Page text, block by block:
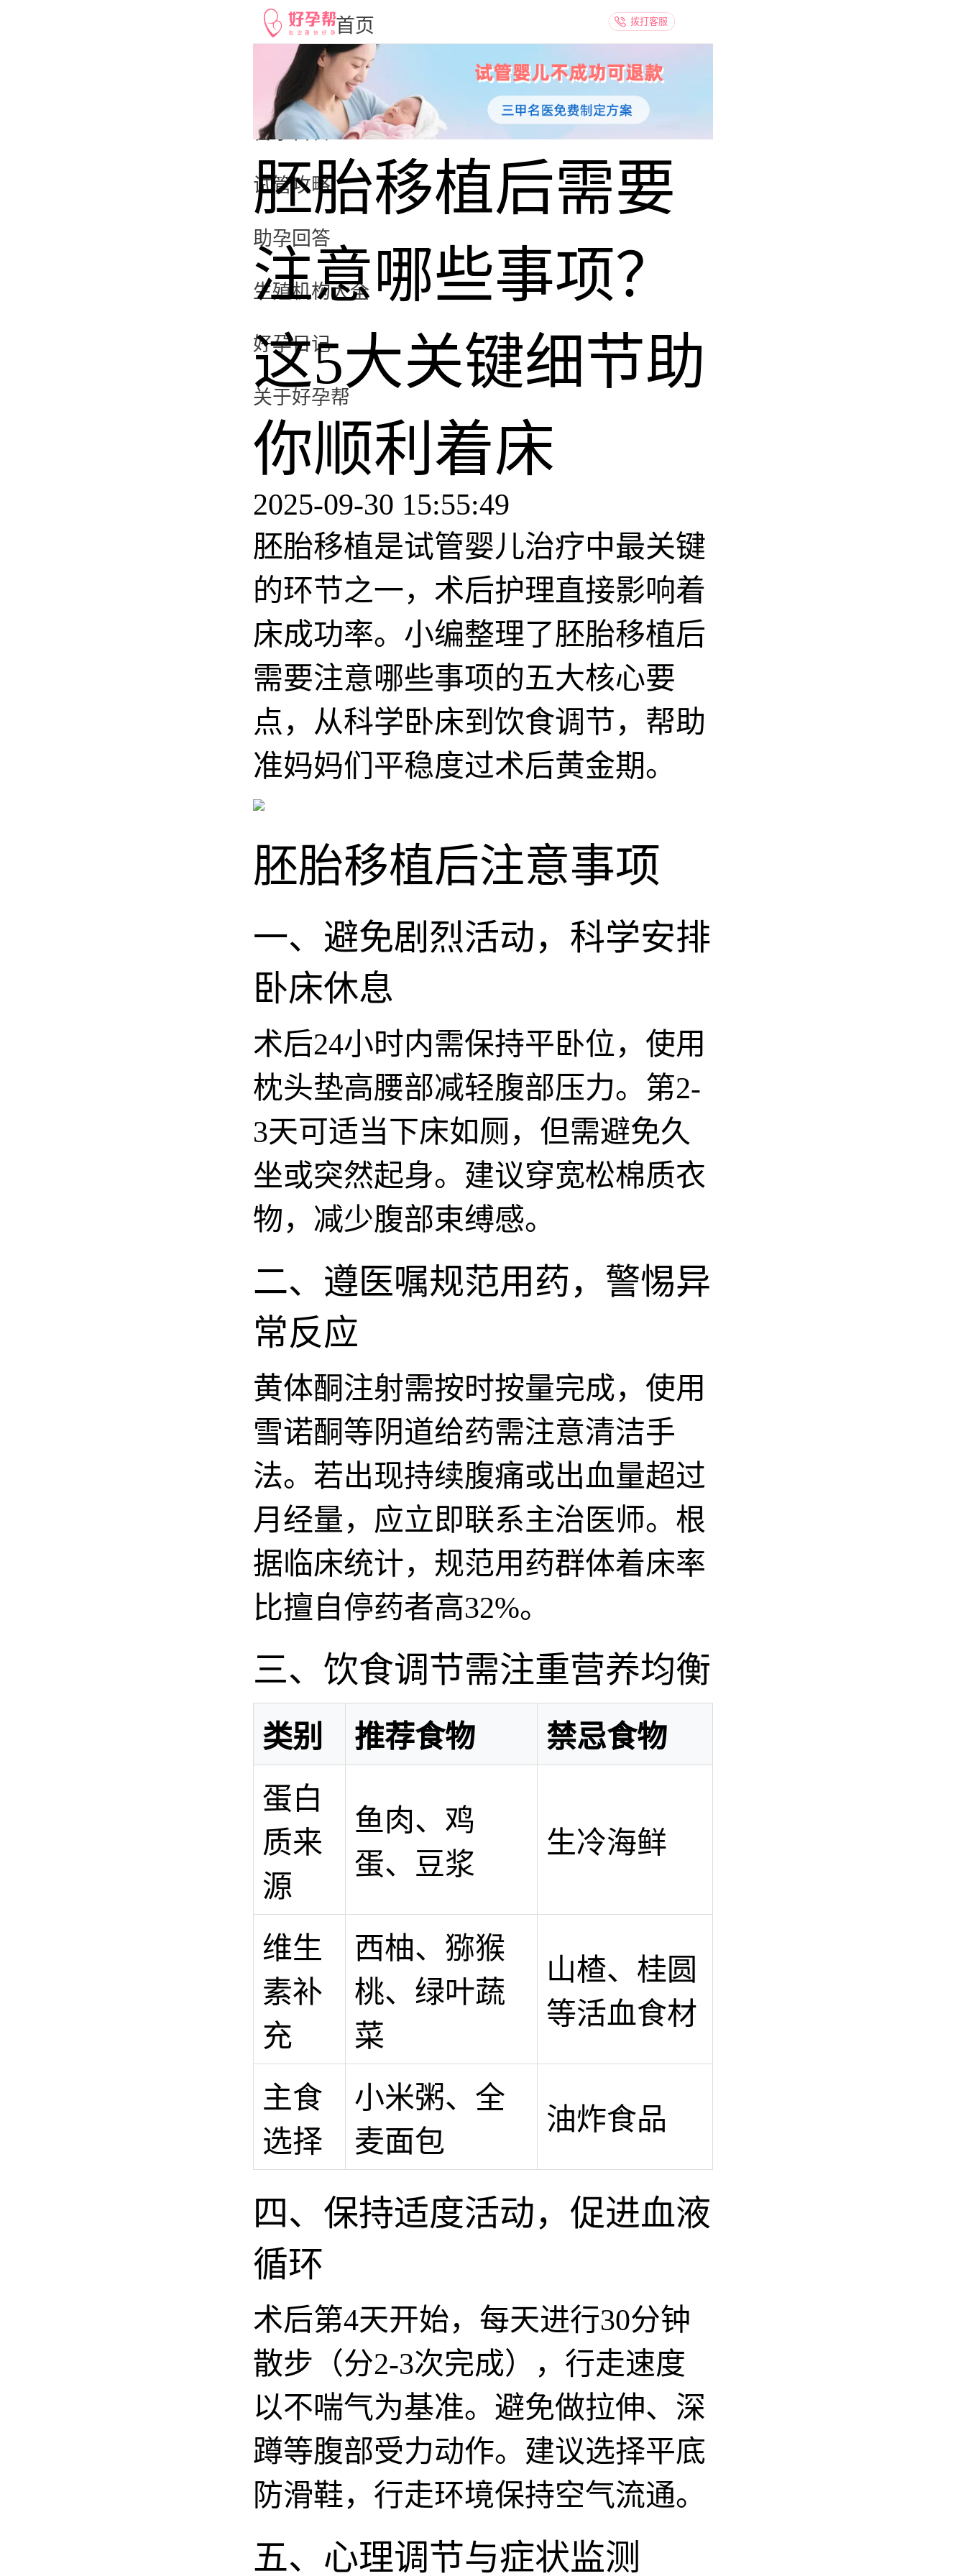
拨打客服
首页
好孕社区
备孕百科
试管攻略
助孕回答
生殖机构大全
好孕日记
关于好孕帮
胚胎移植后需要
注意哪些事项？
这5大关键细节助
你顺利着床
2025-09-30 15:55:49
胚胎移植是试管婴儿治疗中最关键
的环节之一，术后护理直接影响着
床成功率。小编整理了胚胎移植后
需要注意哪些事项的五大核心要
点，从科学卧床到饮食调节，帮助
准妈妈们平稳度过术后黄金期。
胚胎移植后注意事项
一、避免剧烈活动，科学安排
卧床休息
术后24小时内需保持平卧位，使用
枕头垫高腰部减轻腹部压力。第2-
3天可适当下床如厕，但需避免久
坐或突然起身。建议穿宽松棉质衣
物，减少腹部束缚感。
二、遵医嘱规范用药，警惕异
常反应
黄体酮注射需按时按量完成，使用
雪诺酮等阴道给药需注意清洁手
法。若出现持续腹痛或出血量超过
月经量，应立即联系主治医师。根
据临床统计，规范用药群体着床率
比擅自停药者高32%。
三、饮食调节需注重营养均衡
类别 推荐食物
禁忌食物
蛋白
质来
源
鱼肉、鸡
蛋、豆浆
生冷海鲜
维生
素补
充
西柚、猕猴
桃、绿叶蔬
菜
山楂、桂圆
等活血食材
主食
选择
小米粥、全
麦面包
油炸食品
四、保持适度活动，促进血液
循环
术后第4天开始，每天进行30分钟
散步（分2-3次完成），行走速度
以不喘气为基准。避免做拉伸、深
蹲等腹部受力动作。建议选择平底
防滑鞋，行走环境保持空气流通。
五、心理调节与症状监测